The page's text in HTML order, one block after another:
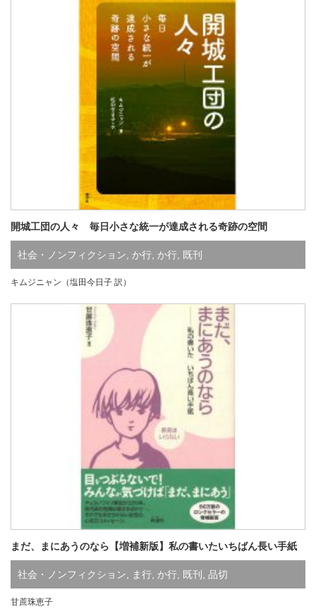
開城工団の人々 毎日小さな統一が達成される奇跡の空間
社会・ノンフィクション, か行, か行, 既刊
キムジニャン（塩田今日子 訳）
まだ、まにあうのなら【増補新版】私の書いたいちばん長い手紙
社会・ノンフィクション ま行 か行 既刊 品切
甘蔗珠恵子